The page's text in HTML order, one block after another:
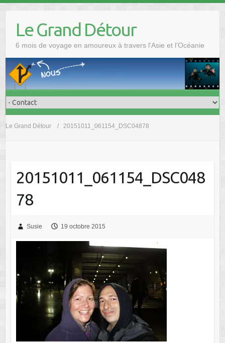
Le Grand Détour
6 mois de voyage en amoureux à travers l'Asie et l'Océanie
Le Grand Détour 20151011_061154_DSC04878
20151011_061154_DSC048
78
Susie 19 octobre 2015